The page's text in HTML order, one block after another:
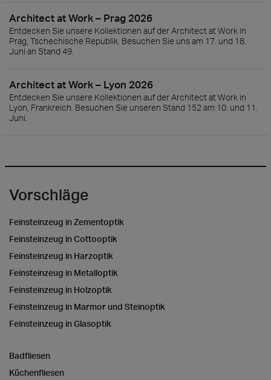
Architect at Work – Prag 2026
Entdecken Sie unsere Kollektionen auf der Architect at Work in
Prag, Tschechische Republik. Besuchen Sie uns am 17. und 18.
Juni an Stand 49.
Architect at Work – Lyon 2026
Entdecken Sie unsere Kollektionen auf der Architect at Work in
Lyon, Frankreich. Besuchen Sie unseren Stand 152 am 10. und 11.
Juni.
Vorschläge
Feinsteinzeug in Zementoptik
Feinsteinzeug in Cottooptik
Feinsteinzeug in Harzoptik
Feinsteinzeug in Metalloptik
Feinsteinzeug in Holzoptik
Feinsteinzeug in Marmor und Steinoptik
Feinsteinzeug in Glasoptik
Badfliesen
Küchenfliesen